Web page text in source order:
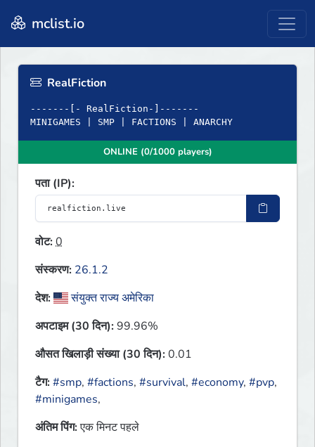
mclist.io
RealFiction
-------[- RealFiction-]-------
MINIGAMES | SMP | FACTIONS | ANARCHY
ONLINE (0/1000 players)
पता (IP):
वोट:0
संस्करण: 26.1.2
देश:
संयुक्त राज्य अमेरिका
अपटाइम (30 दिन):99.96%
औसत खिलाड़ी संख्या (30 दिन):0.01
टैग:#smp, #factions, #survival, #economy, #pvp,
#minigames,
अंतिम पिंग:एक मिनट पहले